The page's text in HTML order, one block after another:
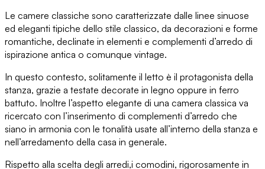
Le camere classiche sono caratterizzate dalle linee sinuose
ed eleganti tipiche dello stile classico, da decorazioni e forme
romantiche, declinate in elementi e complementi d’arredo di
ispirazione antica o comunque vintage.
In questo contesto, solitamente il letto è il protagonista della
stanza, grazie a testate decorate in legno oppure in ferro
battuto. Inoltre l’aspetto elegante di una camera classica va
ricercato con l’inserimento di complementi d’arredo che
siano in armonia con le tonalità usate all’interno della stanza e
nell’arredamento della casa in generale.
Rispetto alla scelta degli arredi,i comodini, rigorosamente in